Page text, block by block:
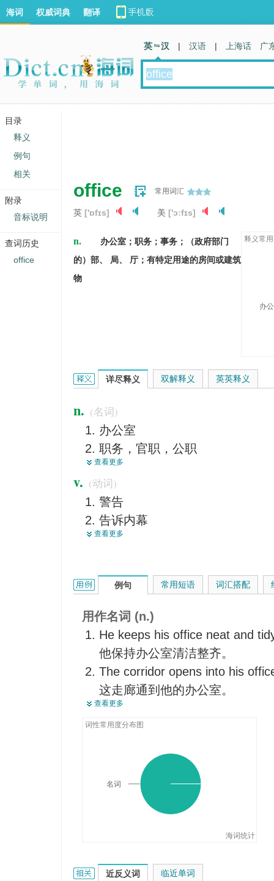
office 常用词汇
英 ['ɒfɪs] 美 ['ɔːfɪs]
n.
办公室；职务；事务；（政府部门
的）部、 局、 厅；有特定用途的房间或建筑
物
释义常
办
office的英文翻译是什么意思，词典释义与在线翻译
详尽释义
n. (名词)
办公室
职务，官职，公职
部，所，室，局，处，司
政府机关
公署
营业处，办事处
任务，职责
帮忙
公司
查看更多
v. (动词)
警告
告诉内幕
办公
查看更多
双解释义 英英释义
office的用法和样例：
例句
用作名词 (n.)
He keeps his office neat and
他保持办公室清洁整齐。
The corridor opens into his
这走廊通到他的办公室。
He held this office for ten years.
他担任这一职务有十年。
他现在担任外交部长职务。
He must have gotten tied up at
他一定是办会室事务缠身。
You may just contract the
你可以和商标局取得联系。
我们的办公楼在市中心。
查看更多
词性常用度分布图
海词统计
名词
常用短语 词汇搭配
office的相关资料：
近反义词 临近单词
海词 权威词典 翻译
英 汉 | 汉语 | 上海话 广
目录
释义
例句
相关
附录
音标说明
查词历史
office